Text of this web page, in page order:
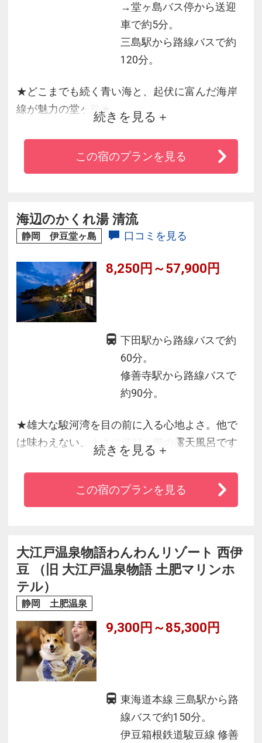
→堂ヶ島バス停から送迎
車で約5分。
三島駅から路線バスで約
120分。
★どこまでも続く青い海と、起伏に富んだ海岸
線が魅力の堂ヶ島★
◆大自然の中にあり、真心込もったおもてなし
が魅力の和と海外リゾートを融合させたくつろ
絶景の温泉露天風呂もお楽しみください。
◆板長自慢の夕食に舌鼓♪伊勢海老や鮑の食事プ
続きを見る
この宿のプランを見る
海辺のかくれ湯 清流
静岡 伊豆堂ヶ島 口コミを見る
8,250円～57,900円
下田駅から路線バスで約
60分。
修善寺駅から路線バスで
約90分。
★雄大な駿河湾を目の前に入る心地よさ。他で
は味わえない、まさに波打ち際の露天風呂です
★海辺のホテルとして夕食時には魚貝類の盛り
合せ、海の幸を祈り混ぜた食事に舌づつみ
★お部屋で「トコロ天、抹茶」のサービス
「まご茶」を
＋+乗浜海水浴場へ徒歩10分（車で１分）+＋
続きを見る
この宿のプランを見る
大江戸温泉物語わんわんリゾート 西伊
豆 （旧 大江戸温泉物語 土肥マリンホ
テル）
静岡 土肥温泉
9,300円～85,300円
東海道本線 三島駅から路
線バスで約150分。
伊豆箱根鉄道駿豆線 修善